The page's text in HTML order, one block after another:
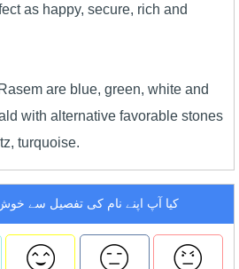
as happy, secure, rich and
are blue, green, white and
with alternative favorable stones
turquoise.
کیا آپ اپنے نام کی تفصیل سے